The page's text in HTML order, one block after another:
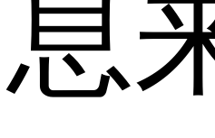
息